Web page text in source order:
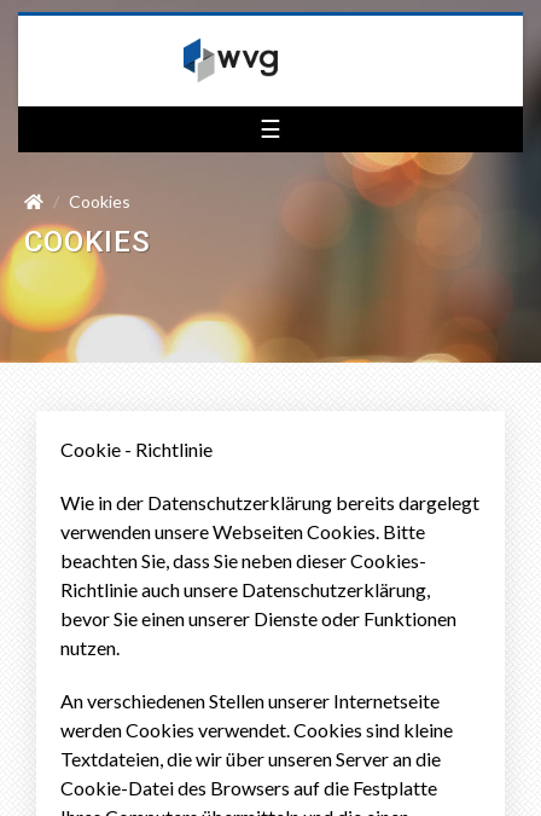
☰
Cookies
COOKIES
Cookie - Richtlinie
Wie in der Datenschutzerklärung bereits dargelegt
verwenden unsere Webseiten Cookies. Bitte
beachten Sie, dass Sie neben dieser Cookies-
Richtlinie auch unsere Datenschutzerklärung,
bevor Sie einen unserer Dienste oder Funktionen
nutzen.
An verschiedenen Stellen unserer Internetseite
werden Cookies verwendet. Cookies sind kleine
Textdateien, die wir über unseren Server an die
Cookie-Datei des Browsers auf die Festplatte